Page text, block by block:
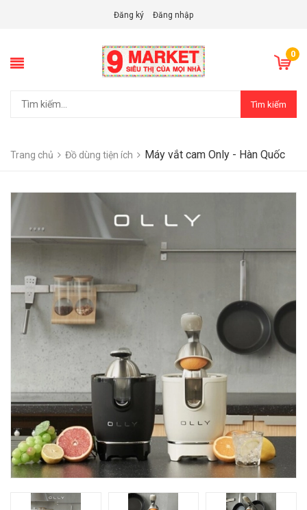
Đăng ký Đăng nhập
0
Tìm kiếm
Trang chủ Đồ dùng tiện ích Máy vắt cam Only - Hàn Quốc